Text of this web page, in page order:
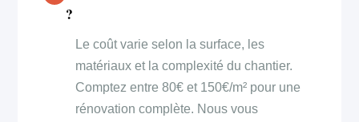
?
Le coût varie selon la surface, les
matériaux et la complexité du chantier.
Comptez entre 80€ et 150€/m² pour une
rénovation complète. Nous vous